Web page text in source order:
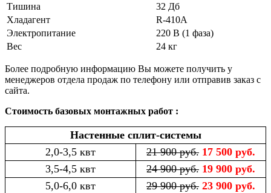
Тишина
32 Дб
Хладагент
R-410A
Электропитание
220 В (1 фаза)
Вес
24 кг
Более подробную информацию Вы можете получить у
менеджеров отдела продаж по телефону или отправив заказ с
сайта.
Стоимость базовых монтажных работ :
Настенные сплит-системы
2,0-3,5 квт
21 900 руб. 17 500 руб.
3,5-4,5 квт
24 900 руб. 19 900 руб.
5,0-6,0 квт
29 900 руб. 23 900 руб.